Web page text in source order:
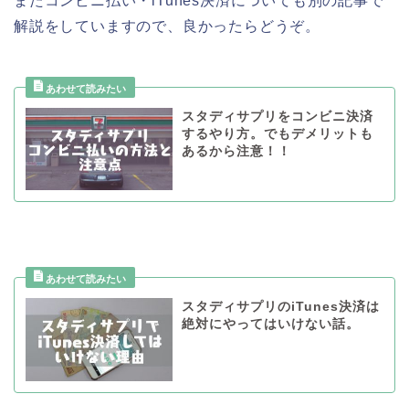
解説をしていますので、良かったらどうぞ。
スタディサプリをコンビニ決済
するやり方。でもデメリットも
あるから注意！！
スタディサプリのiTunes決済は
絶対にやってはいけない話。